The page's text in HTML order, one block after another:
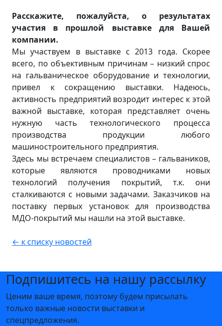
Расскажите, пожалуйста, о результатах
участия в прошлой выставке для Вашей
компании.
Мы участвуем в выставке с 2013 года. Скорее
всего, по объективным причинам – низкий спрос
на гальваническое оборудование и технологии,
привел к сокращению выставки. Надеюсь,
активность предприятий возродит интерес к этой
важной выставке, которая представляет очень
нужную часть технологического процесса
производства продукции любого
машиностроительного предприятия.
Здесь мы встречаем специалистов – гальваников,
которые являются проводниками новых
технологий получения покрытий, т.к. они
сталкиваются с новыми задачами. Заказчиков на
поставку первых установок для производства
МДО-покрытий мы нашли на этой выставке.
← к списку новостей
Подпишитесь на нашу рассылку
Ценим ваше время, поэтому будем присылать
только важные новости выставки и
спецпредложения.